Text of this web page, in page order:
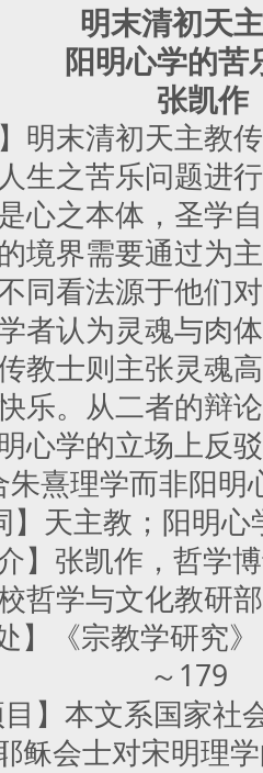
明末清初天
阳明心学的苦
张凯作
明末清初天主教
生之苦乐问题进
心之本体，圣学
境界需要通过为
同看法源于他们
者认为灵魂与肉
教士则主张灵魂
乐。从二者的辩
心学的立场上反
朱熹理学而非阳明
】天主教；阳明
介】张凯作，哲学
哲学与文化教研
】《宗教学研究
～179
目】本文系国家社
稣会士对宋明理